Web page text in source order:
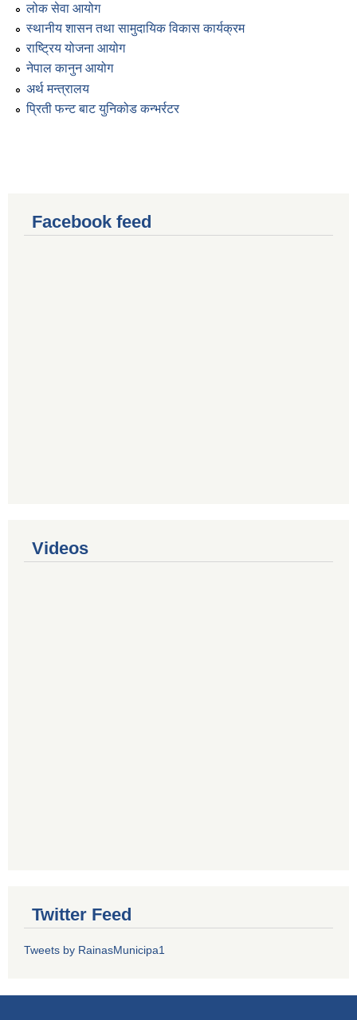
लोक सेवा आयोग
स्थानीय शासन तथा सामुदायिक विकास कार्यक्रम
राष्ट्रिय योजना आयोग
नेपाल कानुन आयोग
अर्थ मन्त्रालय
प्रिती फन्ट बाट युनिकोड कन्भर्रटर
Facebook feed
Videos
Twitter Feed
Tweets by RainasMunicipa1